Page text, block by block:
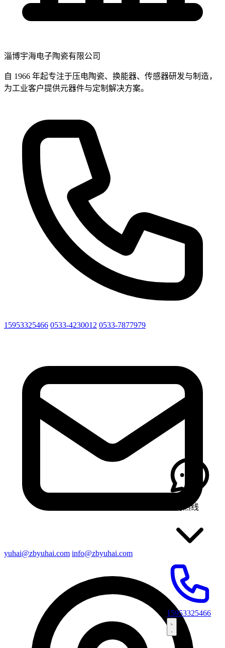
淄博宇海电子陶瓷有限公司
自 1966 年起专注于压电陶瓷、换能器、传感器研发与制造，
为工业客户提供元器件与定制解决方案。
15953325466 0533-4230012 0533-7877979
yuhai@zbyuhai.com info@zbyuhai.com
咨询热线
15953325466